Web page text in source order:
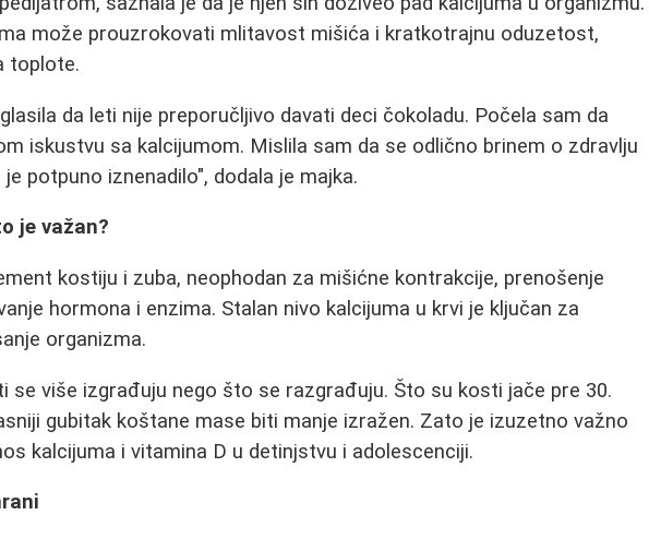
može prouzrokovati mlitavost mišića i kratkotrajnu oduzetost,
toplote.
da leti nije preporučljivo davati deci čokoladu. Počela sam da
iskustvu sa kalcijumom. Mislila sam da se odlično brinem o zdravlju
potpuno iznenadilo", dodala je majka.
je važan?
kostiju i zuba, neophodan za mišićne kontrakcije, prenošenje
hormona i enzima. Stalan nivo kalcijuma u krvi je ključan za
organizma.
se više izgrađuju nego što se razgrađuju. Što su kosti jače pre 30.
gubitak koštane mase biti manje izražen. Zato je izuzetno važno
kalcijuma i vitamina D u detinjstvu i adolescenciji.